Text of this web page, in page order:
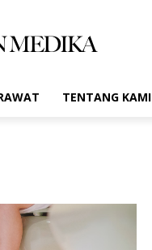
TENTANG KAMI